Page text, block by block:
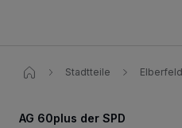
Stadtteile
AG 60plus der SPD